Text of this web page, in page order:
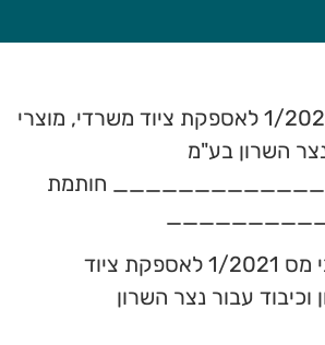
מכרז פומבי מס 1/2021 לאספקת ציוד משרדי, מוצרי
נצר השרון בע"מ
חותמת
הנדון: מכרז פומבי מס 1/2021 לאספקת ציוד
וכיבוד עבור נצר השרון